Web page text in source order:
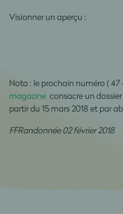
Visionner un aperçu :
Nota : le prochain numéro (
magazine consacre un
partir du 15 mars 2018 et par
FFRandonnée 02 février 2018